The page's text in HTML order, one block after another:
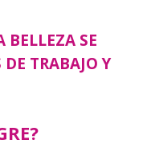
BELLEZA SE
TRABAJO Y